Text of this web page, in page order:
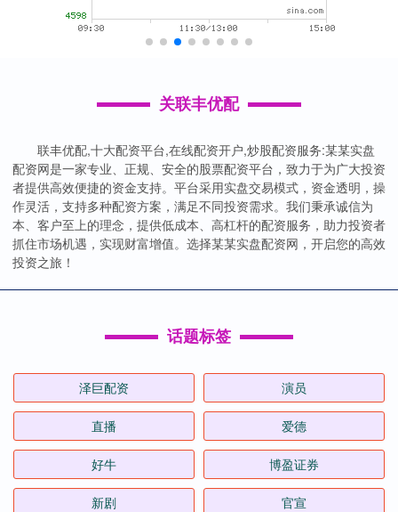
关联丰优配
联丰优配,十大配资平台,在线配资开户,炒股配资服务:某某实盘
配资网是一家专业、正规、安全的股票配资平台，致力于为广大投资
者提供高效便捷的资金支持。平台采用实盘交易模式，资金透明，操
作灵活，支持多种配资方案，满足不同投资需求。我们秉承诚信为
本、客户至上的理念，提供低成本、高杠杆的配资服务，助力投资者
抓住市场机遇，实现财富增值。选择某某实盘配资网，开启您的高效
投资之旅！
话题标签
泽巨配资 演员
直播 爱德
好牛 博盈证券
新剧 官宣